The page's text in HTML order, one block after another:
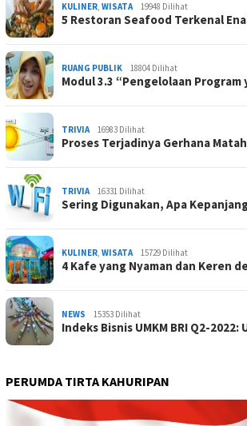
KULINER, WISATA 19948 Dilihat
5 Restoran Seafood Terkenal
RUANG PUBLIK 18804 Dilihat
Modul 3.3 “Pengelolaan
TRIVIA 16983 Dilihat
Proses Terjadinya Gerhana
TRIVIA 16331 Dilihat
Sering Digunakan, Apa
KULINER, WISATA 15729 Dilihat
4 Kafe yang Nyaman dan Keren
NEWS 15353 Dilihat
Indeks Bisnis UMKM BRI Q2-2022:
PERUMDA TIRTA KAHURIPAN